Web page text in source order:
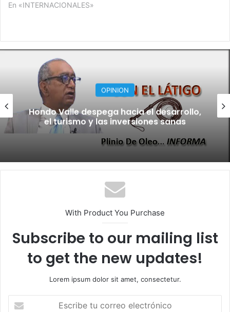
En «INTERNACIONALES»
NACIONALES
Caminando con Jesús
With Product You Purchase
Subscribe to our mailing list
to get the new updates!
Lorem ipsum dolor sit amet, consectetur.